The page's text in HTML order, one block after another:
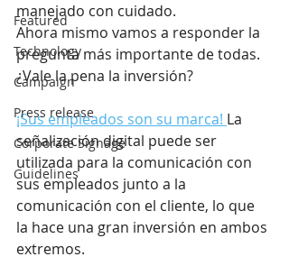
Featured
Technology
Campaign
Press release
Corporate Signage
Guidelines
manejado con cuidado.
Ahora mismo vamos a responder la
pregunta más importante de todas.
¿Vale la pena la inversión?
¡Sus empleados son su marca! La
señalización digital puede ser
utilizada para la comunicación con
sus empleados junto a la
comunicación con el cliente, lo que
la hace una gran inversión en ambos
extremos.